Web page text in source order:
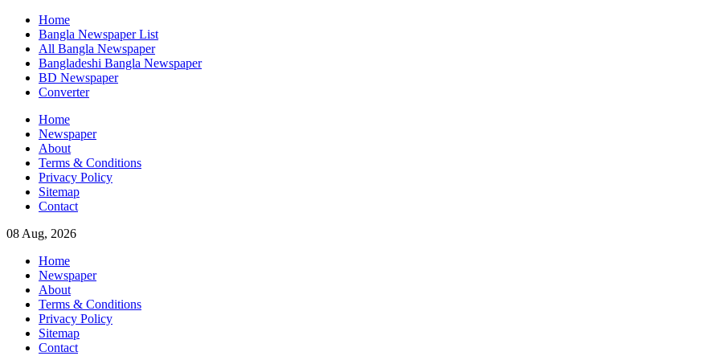
Skip
content
Home
Bangla Newspaper List
All Bangla Newspaper
Bangladeshi Bangla Newspaper
BD Newspaper
Converter
Home
Newspaper
About
Terms & Conditions
Privacy Policy
Sitemap
Contact
08 Aug, 2026
Home
Newspaper
About
Terms & Conditions
Privacy Policy
Sitemap
Contact